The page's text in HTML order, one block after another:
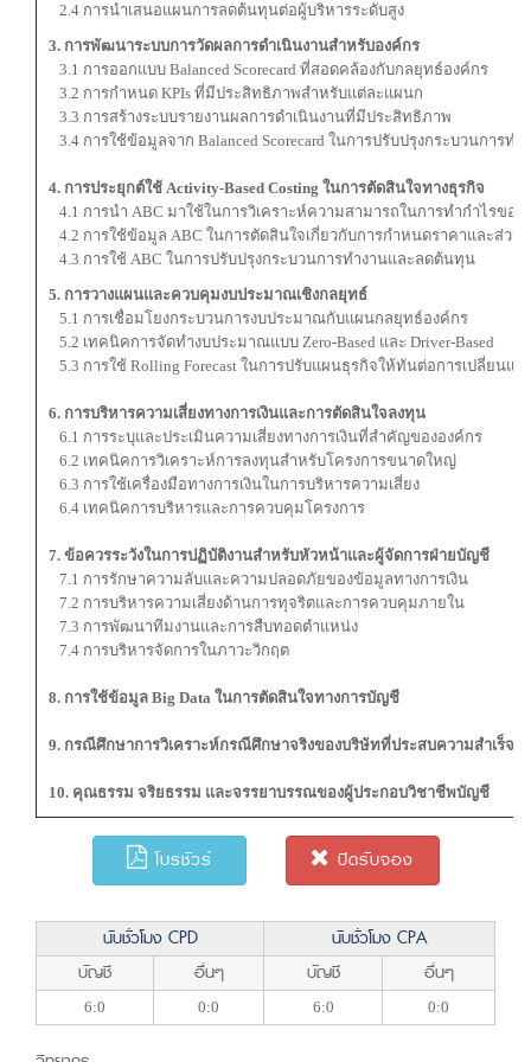
2.4 การนำเสนอแผนการลดต้นทุนต่อผู้บริหารระดับสูง
3. การพัฒนาระบบการวัดผลการดำเนินงานสำหรับองค์กร
3.1 การออกแบบ Balanced Scorecard ที่สอดคล้องกับกลยุทธ์องค์กร
3.2 การกำหนด KPIs ที่มีประสิทธิภาพสำหรับแต่ละแผนก
3.3 การสร้างระบบรายงานผลการดำเนินงานที่มีประสิทธิภาพ
3.4 การใช้ข้อมูลจาก Balanced Scorecard ในการปรับปรุงกระบวนการทำ
4. การประยุกต์ใช้ Activity-Based Costing ในการตัดสินใจทางธุรกิจ
4.1 การนำ ABC มาใช้ในการวิเคราะห์ความสามารถในการทำกำไรข
4.2 การใช้ข้อมูล ABC ในการตัดสินใจเกี่ยวกับการกำหนดราคาและส่ว
4.3 การใช้ ABC ในการปรับปรุงกระบวนการทำงานและลดต้นทุน
5. การวางแผนและควบคุมงบประมาณเชิงกลยุทธ์
5.1 การเชื่อมโยงกระบวนการงบประมาณกับแผนกลยุทธ์องค์กร
5.2 เทคนิคการจัดทำงบประมาณแบบ Zero-Based และ Driver-Based
5.3 การใช้ Rolling Forecast ในการปรับแผนธุรกิจให้ทันต่อการเปลี่ยนแป
6. การบริหารความเสี่ยงทางการเงินและการตัดสินใจลงทุน
6.1 การระบุและประเมินความเสี่ยงทางการเงินที่สำคัญขององค์กร
6.2 เทคนิคการวิเคราะห์การลงทุนสำหรับโครงการขนาดใหญ่
6.3 การใช้เครื่องมือทางการเงินในการบริหารความเสี่ยง
6.4 เทคนิคการบริหารและการควบคุมโครงการ
7. ข้อควรระวังในการปฏิบัติงานสำหรับหัวหน้าและผู้จัดการฝ่ายบัญชี
7.1 การรักษาความลับและความปลอดภัยของข้อมูลทางการเงิน
7.2 การบริหารความเสี่ยงด้านการทุจริตและการควบคุมภายใน
7.3 การพัฒนาทีมงานและการสืบทอดตำแหน่ง
7.4 การบริหารจัดการในภาวะวิกฤต
8. การใช้ข้อมูล Big Data ในการตัดสินใจทางการบัญชี
9. กรณีศึกษาการวิเคราะห์กรณีศึกษาจริงของบริษัทที่ประสบความสำเร็จ
10. คุณธรรม จริยธรรม และจรรยาบรรณของผู้ประกอบวิชาชีพบัญชี
โบรชัวร์ ปิดรับจอง
นับชั่วโมง CPD
นับชั่วโมง CPA
บัญชี
อื่นๆ บัญชี อื่นๆ
6:0 0:0 6:0 0:0